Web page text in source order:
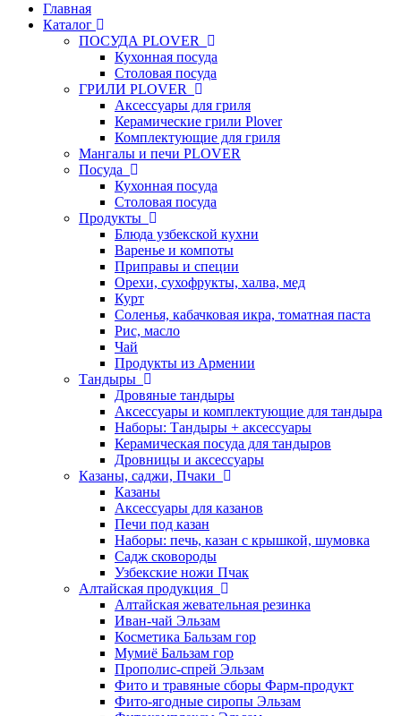
Главная
Каталог
ПОСУДА PLOVER
Кухонная посуда
Столовая посуда
ГРИЛИ PLOVER
Аксессуары для гриля
Керамические грили Plover
Комплектующие для гриля
Мангалы и печи PLOVER
Посуда
Кухонная посуда
Столовая посуда
Продукты
Блюда узбекской кухни
Варенье и компоты
Приправы и специи
Орехи, сухофрукты, халва, мед
Курт
Соленья, кабачковая икра, томатная паста
Рис, масло
Чай
Продукты из Армении
Тандыры
Дровяные тандыры
Аксессуары и комплектующие для тандыра
Наборы: Тандыры + аксессуары
Керамическая посуда для тандыров
Дровницы и аксессуары
Казаны, саджи, Пчаки
Казаны
Аксессуары для казанов
Печи под казан
Наборы: печь, казан с крышкой, шумовка
Садж сковороды
Узбекские ножи Пчак
Алтайская продукция
Алтайская жевательная резинка
Иван-чай Эльзам
Косметика Бальзам гор
Мумиё Бальзам гор
Прополис-спрей Эльзам
Фито и травяные сборы Фарм-продукт
Фито-ягодные сиропы Эльзам